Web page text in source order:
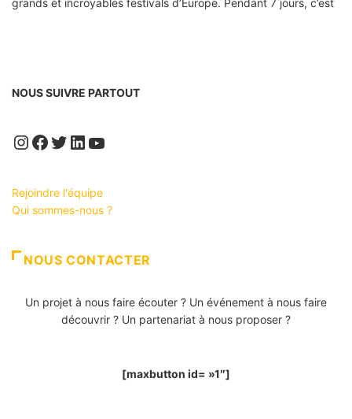
grands et incroyables festivals d’Europe. Pendant 7 jours, c’est
NOUS SUIVRE PARTOUT
Instagram
Facebook
Twitter
LinkedIn
YouTube
Rejoindre l'équipe
Qui sommes-nous ?
NOUS CONTACTER
Un projet à nous faire écouter ? Un événement à nous faire
découvrir ? Un partenariat à nous proposer ?
[maxbutton id= »1″]